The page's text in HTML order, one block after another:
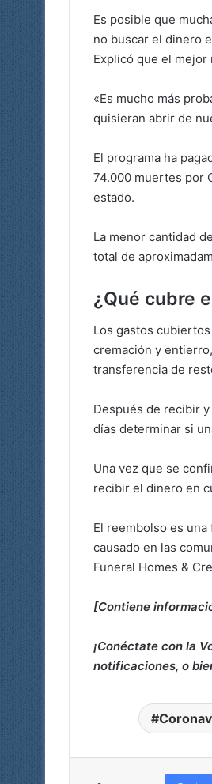
Es posible que
no buscar el dinero
Explicó que el mejor
«Es mucho más
quisieran abrir de
El programa ha
74.000 muertes por
estado.
La menor cantidad
total de
¿Qué cubre
Los gastos
cremación y
transferencia de
Después de recibir
días determinar si
Una vez que se
recibir el dinero en
El reembolso es
causado en las
Funeral Homes &
[Contiene
¡Conéctate con la
notificaciones, o